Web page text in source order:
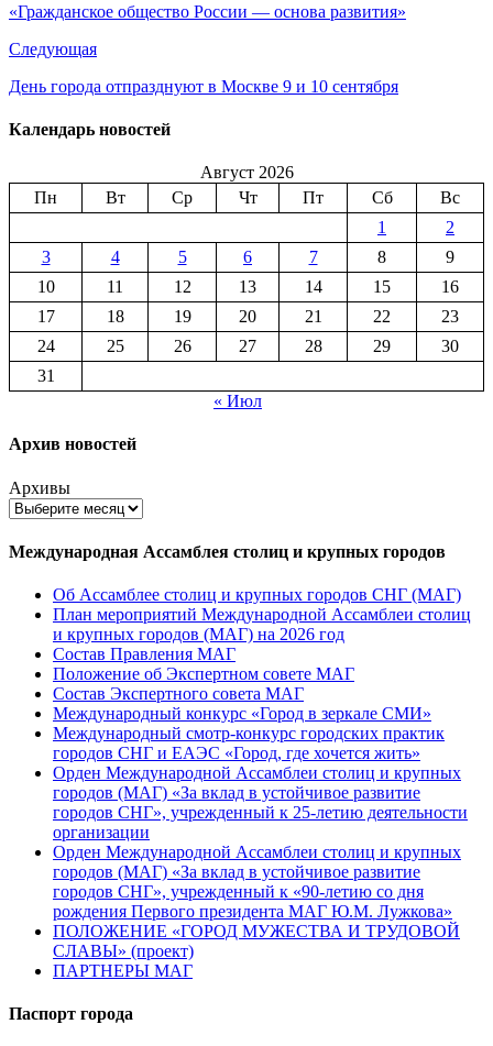
«Гражданское общество России — основа развития»
Следующая
День города отпразднуют в Москве 9 и 10 сентября
Календарь новостей
Август 2026
Пн
Вт Ср Чт Пт Сб
Вс
1
2
3
4 5 6 7 8
9
10
11 12 13 14 15
16
17
18 19 20 21 22
23
24
25 26 27 28 29
30
31
« Июл
Архив новостей
Архивы
Международная Ассамблея столиц и крупных городов
Об Ассамблее столиц и крупных городов СНГ (МАГ)
План мероприятий Международной Ассамблеи столиц
и крупных городов (МАГ) на 2026 год
Состав Правления МАГ
Положение об Экспертном совете МАГ
Состав Экспертного совета МАГ
Международный конкурс «Город в зеркале СМИ»
Международный смотр-конкурс городских практик
городов СНГ и ЕАЭС «Город, где хочется жить»
Орден Международной Ассамблеи столиц и крупных
городов (МАГ) «За вклад в устойчивое развитие
городов СНГ», учрежденный к 25-летию деятельности
организации
Орден Международной Ассамблеи столиц и крупных
городов (МАГ) «За вклад в устойчивое развитие
городов СНГ», учрежденный к «90-летию со дня
рождения Первого президента МАГ Ю.М. Лужкова»
ПОЛОЖЕНИЕ «ГОРОД МУЖЕСТВА И ТРУДОВОЙ
СЛАВЫ» (проект)
ПАРТНЕРЫ МАГ
Паспорт города